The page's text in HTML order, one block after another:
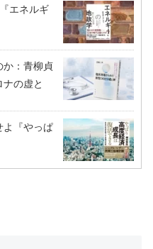
エネルギ
か：青柳貞
の虚と
よ『やっぱ